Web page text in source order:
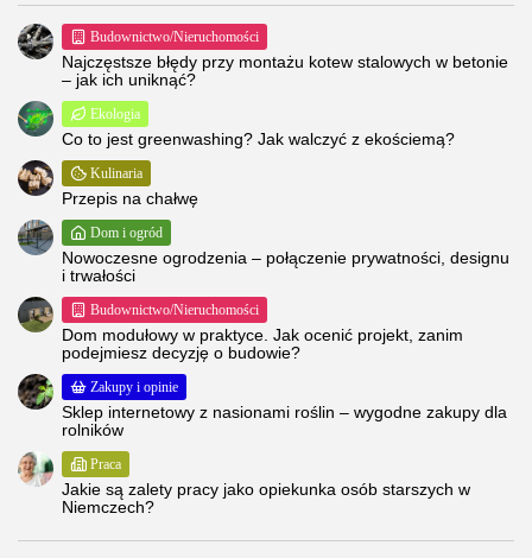
Budownictwo/Nieruchomości
Najczęstsze błędy przy montażu kotew stalowych w betonie
– jak ich uniknąć?
Ekologia
​Co to jest greenwashing? Jak walczyć z ekościemą?
Kulinaria
Przepis na chałwę
Dom i ogród
Nowoczesne ogrodzenia – połączenie prywatności, designu
i trwałości
Budownictwo/Nieruchomości
Dom modułowy w praktyce. Jak ocenić projekt, zanim
podejmiesz decyzję o budowie?
Zakupy i opinie
Sklep internetowy z nasionami roślin – wygodne zakupy dla
rolników
Praca
Jakie są zalety pracy jako opiekunka osób starszych w
Niemczech?